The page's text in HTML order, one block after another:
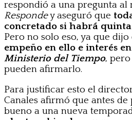
respondió a una pregunta al
Respondey aseguró que
concretado si habrá
Pero no solo eso, ya que dijo
empeño en ello e interés
Ministerio del Tiempo,
pueden afirmarlo.
Para justificar esto el
Canales afirmó que antes
bueno a una nueva